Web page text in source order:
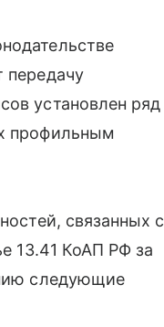
передачу
установлен ряд
профильным
связанных с
13.41 КоАП РФ за
следующие